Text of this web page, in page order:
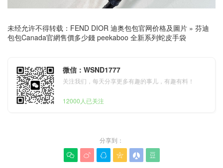
未经允许不得转载： FEND DIOR 迪奥包包官网价格及圖片 » 芬迪
包包Canada官網售價多少錢 peekaboo 全新系列蛇皮手袋
微信：WSND1777
关注我们，每天分享更多有趣的事儿，有趣有料！
12000人已关注
分享到：
     